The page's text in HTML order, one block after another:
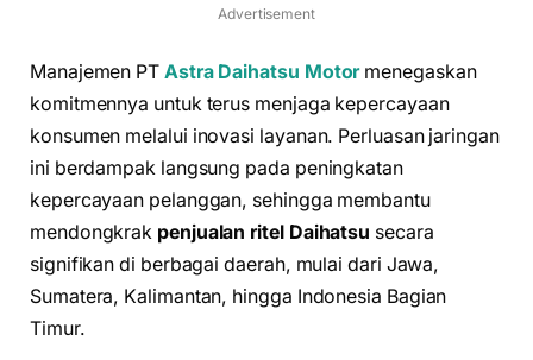
Advertisement
Manajemen PT Astra Daihatsu Motormenegaskan
komitmennya untuk terus menjaga kepercayaan
konsumen melalui inovasi layanan. Perluasan jaringan
ini berdampak langsung pada peningkatan
kepercayaan pelanggan, sehingga membantu
mendongkrak penjualan ritel Daihatsu secara
signifikan di berbagai daerah, mulai dari Jawa,
Sumatera, Kalimantan, hingga Indonesia Bagian
Timur.